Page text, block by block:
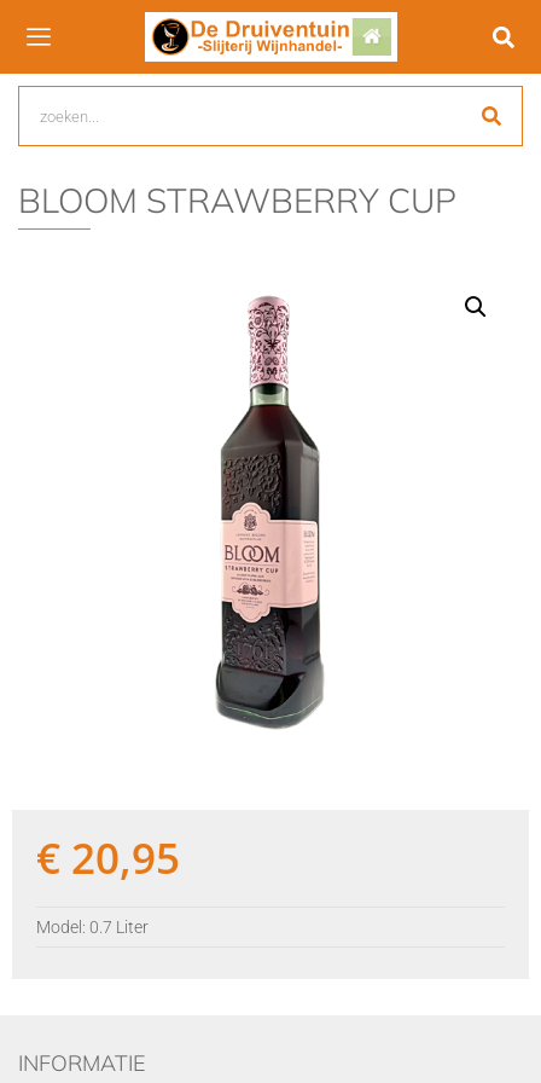
BLOOM STRAWBERRY CUP
€ 20,95
Model: 0.7 Liter
INFORMATIE